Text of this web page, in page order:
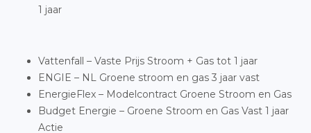
1 jaar
Vattenfall – Vaste Prijs Stroom + Gas tot 1 jaar
ENGIE – NL Groene stroom en gas 3 jaar vast
EnergieFlex – Modelcontract Groene Stroom en Gas
Budget Energie – Groene Stroom en Gas Vast 1 jaar
Actie